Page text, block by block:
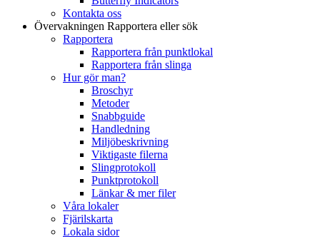
Kontakta oss
Övervakningen Rapportera eller sök
Rapportera
Rapportera från punktlokal
Rapportera från slinga
Hur gör man?
Broschyr
Metoder
Snabbguide
Handledning
Miljöbeskrivning
Viktigaste filerna
Slingprotokoll
Punktprotokoll
Länkar & mer filer
Våra lokaler
Fjärilskarta
Lokala sidor